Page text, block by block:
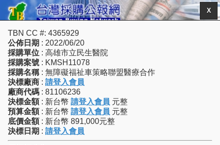
X
TBN CC #: 4365929
公佈日期 : 2022/06/20
採購單位 : 高雄市立民生醫院
採購案號 : KMSH11078
採購名稱 : 無障礙福祉車策略聯盟醫療合作
決標廠商 : 請登入會員
廠商代碼 : 81106236
決標金額 : 新台幣 請登入會員 元整
預算金額 : 新台幣 請登入會員 元整
底價金額 : 新台幣 891,000元整
決標日期 : 請登入會員